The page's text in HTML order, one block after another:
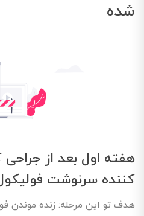
شده
هفته اول بعد از
کننده سرنوشت
هدف تو این مرحله: زنده موندن